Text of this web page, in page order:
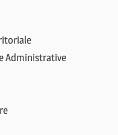
Administrative